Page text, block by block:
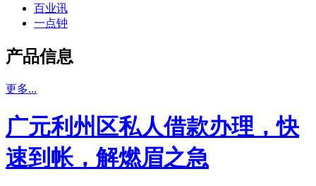
百业讯
一点钟
产品信息
更多...
广元利州区私人借款办理，快
速到帐，解燃眉之急